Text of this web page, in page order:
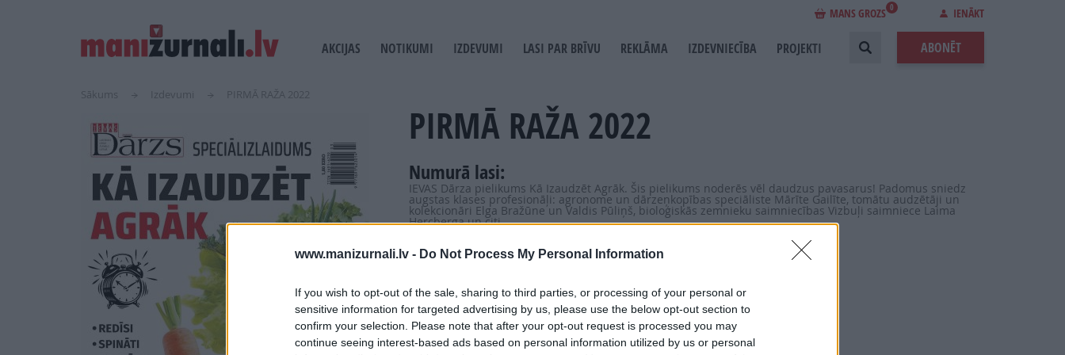
www.manizurnali.lv - Do Not Process My Personal Information
If you wish to opt-out of the sale, sharing to third parties, or processing of your personal or
sensitive information for targeted advertising by us, please use the below opt-out section to
confirm your selection. Please note that after your opt-out request is processed you may
continue seeing interest-based ads based on personal information utilized by us or personal
MANS GROZS 0 IENĀKT
USER
ACCOUNT
MAIN
AKCIJAS NOTIKUMI IZDEVUMI LASI PAR BRĪVU REKLĀMA IZDEVNIECĪBA PROJEKTI ABONĒT
Sākums Izdevumi PIRMĀ RAŽA 2022
PIRMĀ RAŽA 2022
Numurā lasi:
IEVAS Dārza pielikums Kā Izaudzēt Agrāk. Šis pielikums noderēs vēl daudzus pavasarus! Padomus sniedz
augstas klases profesionāļi: agronome un dārzeņkopības speciāliste Mārīte Gailīte, tomātu audzētāji un
kolekcionāri Elga Bražūne un Valdis Pūliņš, bioloģiskās zemnieku saimniecības Vizbuļi saimniece Laima
Hercberga un citi.
Pirmā rukola un pirmie spinātiņi.
Kā izaudzēt gurķus uz palodzes?
Gurķu dēstu audzēšanas knifi. Labākās gurķu šķirnes.